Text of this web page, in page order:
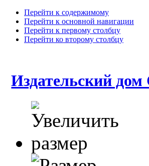
Перейти к содержимому
Перейти к основной навигации
Перейти к первому столбцу
Перейти ко второму столбцу
Издательский